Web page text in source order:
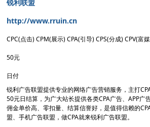
锐利联盟
http://www.rruin.cn
CPC(点击) CPM(展示) CPA(引导) CPS(分成) CPV(富
50元
日付
锐利广告联盟提供专业的网络广告营销服务，主打
50元日结算，为广大站长提供各类CPA广告、APP广
佣金单价高、零扣量、结算信誉好，是值得信赖的
盟、手机广告联盟，做CPA就来锐利广告联盟。